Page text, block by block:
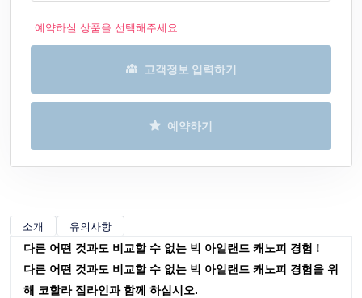
예약하실 상품을 선택해주세요
고객정보 입력하기
예약하기
소개
유의사항
다른 어떤 것과도 비교할 수 없는 빅 아일랜드 캐노피 경험 !
다른 어떤 것과도 비교할 수 없는 빅 아일랜드 캐노피 경험을 위
해 코할라 집라인과 함께 하십시오.